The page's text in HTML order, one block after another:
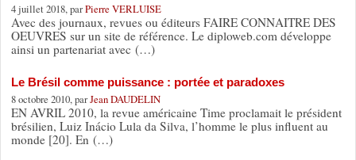
4 juillet 2018, parPierre VERLUISE
Avec des journaux, revues ou éditeurs FAIRE CONNAITRE DES
OEUVRES sur un site de référence. Le diploweb.com développe
ainsi un partenariat avec (…)
Le Brésil comme puissance : portée et paradoxes
8 octobre 2010, parJean DAUDELIN
EN AVRIL 2010, la revue américaine Time proclamait le président
brésilien, Luiz Inácio Lula da Silva, l’homme le plus influent au
monde [20]. En (…)